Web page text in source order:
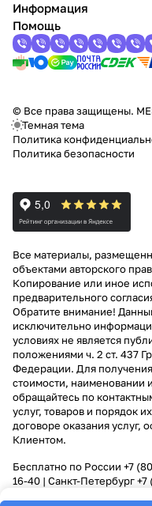
Информация
Помощь
© Все права защищены.
Темная тема
Политика
Политика безопасности
Все материалы,
объектами авторского
Копирование или иное
предварительного
Обратите внимание!
исключительно
условиях не является
положениями ч. 2 ст. 437
Федерации. Для
стоимости, наименовании
обращайтесь по
услуг, товаров и порядок
договоре оказания
Клиентом.
Бесплатно по России +7
16-40 | Санкт-Петербург+7